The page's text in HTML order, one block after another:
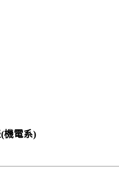
機電系)